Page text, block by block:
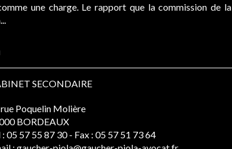
une charge. Le rapport que la commission de la
SECONDAIRE
Poquelin Molière
BORDEAUX
: 05 57 55 87 30 - Fax : 05 57 51 73 64